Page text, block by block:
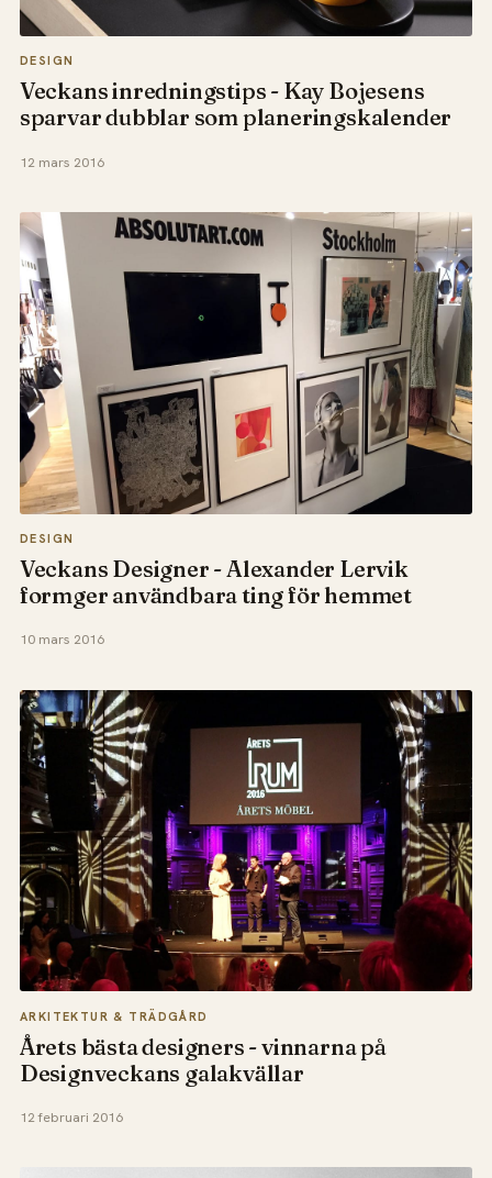
DESIGN
Veckans inredningstips - Kay Bojesens
sparvar dubblar som planeringskalender
12 mars 2016
DESIGN
Veckans Designer - Alexander Lervik
formger användbara ting för hemmet
10 mars 2016
ARKITEKTUR & TRÄDGÅRD
Årets bästa designers - vinnarna på
Designveckans galakvällar
12 februari 2016